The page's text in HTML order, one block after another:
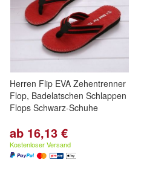
Herren Flip EVA Zehentrenner
Flop, Badelatschen Schlappen
Flops Schwarz-Schuhe
ab 16,13 €
Kostenloser Versand